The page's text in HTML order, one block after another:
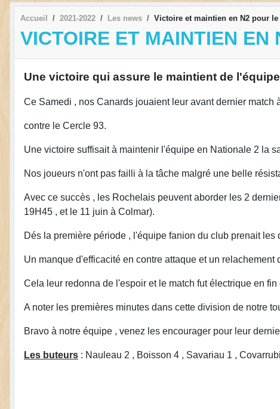
Accueil 2021-2022 Les news Victoire et maintien en N2 pour
VICTOIRE ET MAINTIEN EN
Une victoire qui assure le maintient de
Ce Samedi , nos Canards jouaient leur avant dernier match
contre le Cercle 93.
Une victoire suffisait à maintenir l'équipe en Nationale 2 la
Nos joueurs n'ont pas failli à la tâche malgré une belle
Avec ce succès , les Rochelais peuvent aborder les 2
19H45 , et le 11 juin à Colmar).
Dés la première période , l'équipe fanion du club prenait
Un manque d'efficacité en contre attaque et un
Cela leur redonna de l'espoir et le match fut électrique en
A noter les premières minutes dans cette division de notre
Bravo à notre équipe , venez les encourager pour leur
Les buteurs : Nauleau 2 , Boisson 4 , Savariau 1 ,